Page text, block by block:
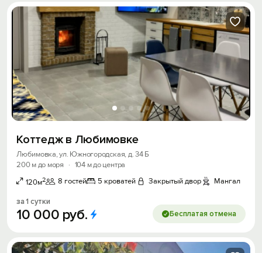
Коттедж в Любимовке
Любимовка, ул. Южногородская, д. 34 Б
200 м до моря
· 104 м до центра
120м2 8 гостей 5 кроватей Закрытый двор Мангал
за 1 сутки
10 000 руб. Бесплатая отмена